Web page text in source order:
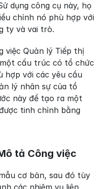
dụng công cụ này, họ
chỉnh nó phù hợp với
ty và vai trò.
việc Quản lý Tiếp thị
cấu trúc có tổ chức
hợp với các yêu cầu
lý nhân sự của tổ
này để tạo ra một
tinh chỉnh bằng
tả Công việc
cơ bản, sau đó tùy